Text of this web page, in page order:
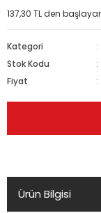
137,30 TL den
Kategori
Stok Kodu
Fiyat
Ürün Bilgisi